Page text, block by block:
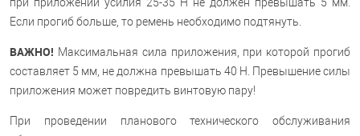
при приложении усилия 25-35 Н не должен превышать 5 мм.
Если прогиб больше, то ремень необходимо подтянуть.
ВАЖНО! Максимальная сила приложения, при которой прогиб
составляет 5 мм, не должна превышать 40 Н. Превышение силы
приложения может повредить винтовую пару!
При проведении планового технического обслуживания